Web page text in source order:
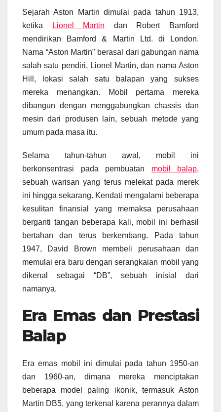
Sejarah Aston Martin dimulai pada tahun 1913,
ketika
Lionel Martin dan Robert Bamford
mendirikan Bamford & Martin Ltd. di London.
Nama “Aston Martin” berasal dari gabungan nama
salah satu pendiri, Lionel Martin, dan nama Aston
Hill, lokasi salah satu balapan yang sukses
mereka menangkan. Mobil pertama mereka
dibangun dengan menggabungkan chassis dan
mesin dari produsen lain, sebuah metode yang
umum pada masa itu.
Selama tahun-tahun awal, mobil ini
berkonsentrasi pada pembuatan mobil balap,
sebuah warisan yang terus melekat pada merek
ini hingga sekarang. Kendati mengalami beberapa
kesulitan finansial yang memaksa perusahaan
berganti tangan beberapa kali, mobil ini berhasil
bertahan dan terus berkembang. Pada tahun
1947, David Brown membeli perusahaan dan
memulai era baru dengan serangkaian mobil yang
dikenal sebagai “DB”, sebuah inisial dari
namanya.
Era Emas dan Prestasi
Balap
Era emas mobil ini dimulai pada tahun 1950-an
dan 1960-an, dimana mereka menciptakan
beberapa model paling ikonik, termasuk Aston
Martin DB5, yang terkenal karena perannya dalam